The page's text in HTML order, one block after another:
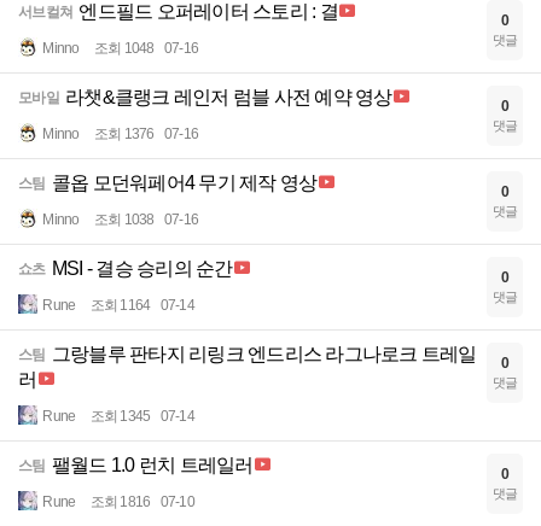
서브컬쳐 엔드필드 오퍼레이터 스토리 : 결
Minno 조회 1048 07-16
0
댓글
모바일 라챗&클랭크 레인저 럼블 사전 예약 영상
Minno 조회 1376 07-16
0
댓글
스팀 콜옵 모던워페어4 무기 제작 영상
Minno 조회 1038 07-16
0
댓글
쇼츠 MSI - 결승 승리의 순간
Rune 조회 1164 07-14
0
댓글
스팀
그랑블루 판타지 리링크 엔드리스 라그나로크 트레일
러
Rune 조회 1345 07-14
0
댓글
스팀 팰월드 1.0 런치 트레일러
Rune 조회 1816 07-10
0
댓글